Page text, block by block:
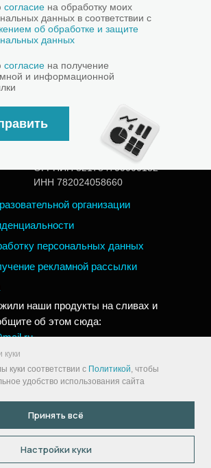
согласие на обработку моих
данных в соответствии с
об обработке и защите
данных
согласие на получение
и информационной
куки соответствии с Политикой, чтобы
удобство использования сайта
Принять всё
Настройки куки